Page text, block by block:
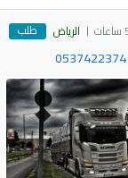
الرياض طلب